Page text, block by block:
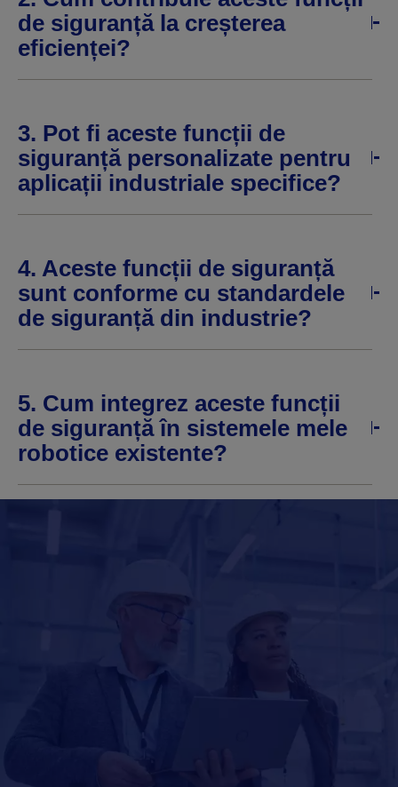
de siguranță la creșterea
eficienței?
3. Pot fi aceste funcții de
siguranță personalizate pentru
aplicații industriale specifice?
4. Aceste funcții de siguranță
sunt conforme cu standardele
de siguranță din industrie?
5. Cum integrez aceste funcții
de siguranță în sistemele mele
robotice existente?